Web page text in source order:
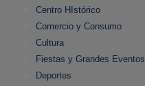
Centro HIstórico
Comercio y Consumo
Cultura
Fiestas y Grandes Eventos
Deportes